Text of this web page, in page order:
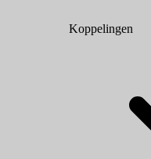
Koppelingen